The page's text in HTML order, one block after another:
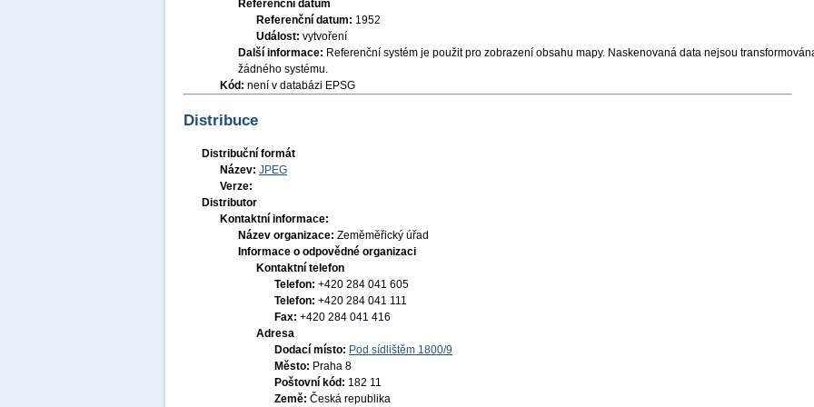
Referenční datum
Referenční datum: 1952
Událost: vytvoření
Další informace: Referenční systém je použit pro zobrazení obsahu mapy. Naskenovaná data nejsou
žádného systému.
Kód: není v databázi EPSG
Distribuce
Distribuční formát
Název: JPEG
Verze:
Distributor
Kontaktní informace:
Název organizace: Zeměměřický úřad
Informace o odpovědné organizaci
Kontaktní telefon
Telefon: +420 284 041 605
Telefon: +420 284 041 111
Fax: +420 284 041 416
Adresa
Dodací místo: Pod sídlištěm 1800/9
Město: Praha 8
Poštovní kód: 182 11
Země: Česká republika